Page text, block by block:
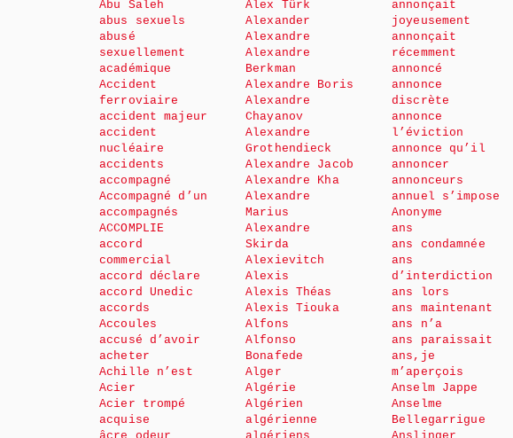
Abu Saleh
abus sexuels
abusé
sexuellement
académique
Accident
ferroviaire
accident majeur
accident
nucléaire
accidents
accompagné
Accompagné d’un
accompagnés
ACCOMPLIE
accord
commercial
accord déclare
accord Unedic
accords
Accoules
accusé d’avoir
acheter
Achille n’est
Acier
Acier trompé
acquise
Alex Türk
Alexander
Alexandre
Alexandre
Berkman
Alexandre Boris
Alexandre
Chayanov
Alexandre
Grothendieck
Alexandre Jacob
Alexandre Kha
Alexandre
Marius
Alexandre
Skirda
Alexievitch
Alexis
Alexis Théas
Alexis Tiouka
Alfons
Alfonso
Bonafede
Alger
Algérie
Algérien
algérienne
annonçait
joyeusement
annonçait
récemment
annoncé
annonce
discrète
annonce
l’éviction
annonce qu’il
annoncer
annonceurs
annuel s’impose
Anonyme
ans
ans condamnée
ans
d’interdiction
ans lors
ans maintenant
ans n’a
ans paraissait
ans,je
m’aperçois
Anselm Jappe
Anselme
Bellegarrigue